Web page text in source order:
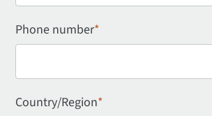
Phone number*
Country/Region*